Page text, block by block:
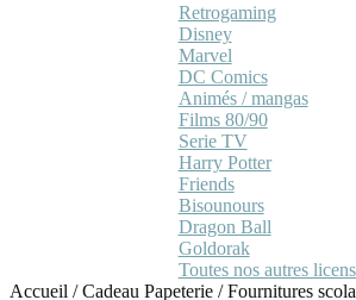
Retrogaming
Disney
Marvel
DC Comics
Animés / mangas
Films 80/90
Serie TV
Harry Potter
Friends
Bisounours
Dragon Ball
Goldorak
Toutes nos autres
Accueil /Cadeau Papeterie /Fournitures